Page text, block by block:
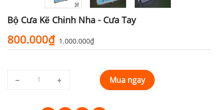
Bộ Cưa Kẽ Chỉnh Nha - Cưa Tay
800.000₫ 1.000.000₫
Mua ngay